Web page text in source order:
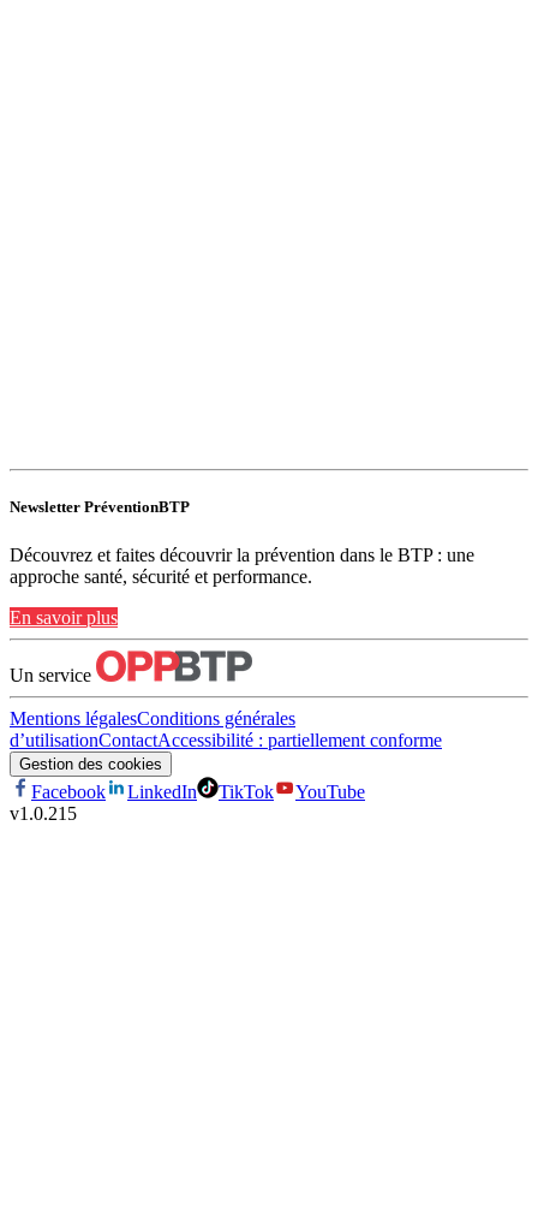
Newsletter PréventionBTP
Découvrez et faites découvrir la prévention dans le BTP : une
approche santé, sécurité et performance.
En savoir plus
Un service
Mentions légalesConditions générales
d’utilisationContactAccessibilité : partiellement conforme
Gestion des cookies
Facebook LinkedIn TikTok
YouTube
v1.0.215